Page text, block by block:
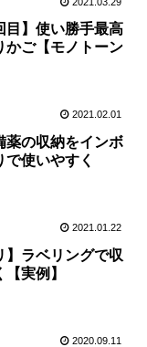
目】使い勝手最高
かご【モノトーン
2021.02.01
薬の収納をインボ
で使いやすく
2021.01.22
】ラベリングで収
実例】
2020.09.11